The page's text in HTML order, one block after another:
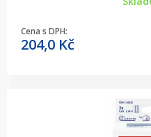
Cena s DPH:
204,0 Kč